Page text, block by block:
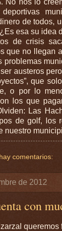
No nos lo
de todos,
esa su idea
de crisis
que no llegan
problemas
austeros
que
o por lo
los que
Las
de golf, los
nuestro
comentarios:
de 2012
con